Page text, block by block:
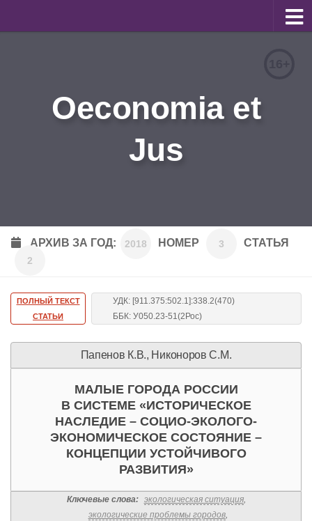
Для авторов
Архив
Oeconomia et
Jus
АРХИВ ЗА ГОД: 2018 НОМЕР 3 СТАТЬЯ
2
ПОЛНЫЙ ТЕКСТ
СТАТЬИ
УДК: [911.375:502.1]:338.2(470)
ББК: У050.23-51(2Рос)
Папенов К.В., Никоноров С.М.
МАЛЫЕ ГОРОДА РОССИИ
В СИСТЕМЕ «ИСТОРИЧЕСКОЕ
НАСЛЕДИЕ – СОЦИО-ЭКОЛОГО-
ЭКОНОМИЧЕСКОЕ СОСТОЯНИЕ –
КОНЦЕПЦИИ УСТОЙЧИВОГО
РАЗВИТИЯ»
Ключевые слова: экологическая ситуация,
экологические проблемы городов,